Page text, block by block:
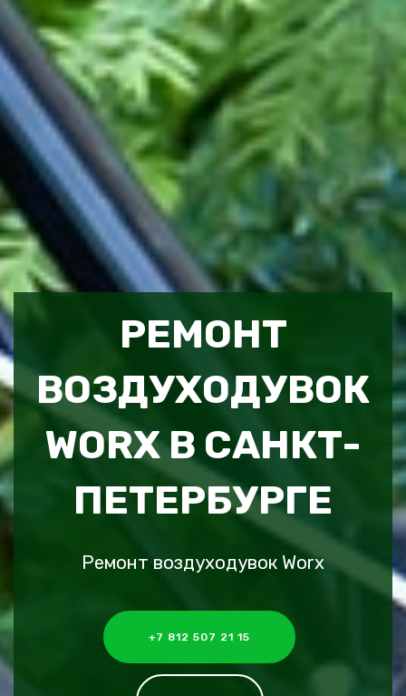
РЕМОНТ
ВОЗДУХОДУВОК
WORX В САНКТ-
ПЕТЕРБУРГЕ
Ремонт воздуходувок Worx
+7 812 507 21 15